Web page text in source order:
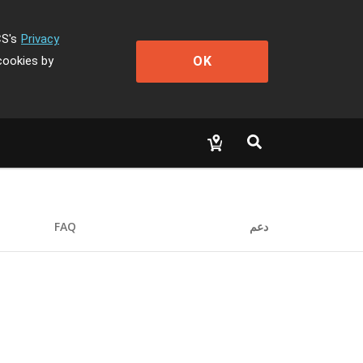
Privacy
by
OK
FAQ دعم